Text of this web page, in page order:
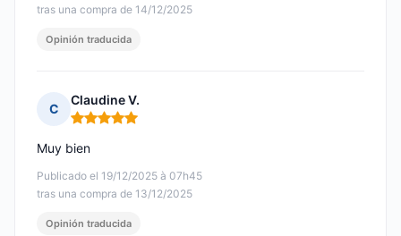
tras una compra de 14/12/2025
Opinión traducida
C
Claudine V.
Nota: 5 de 5
Publicado el 19/12/2025 à 07h45
tras una compra de 13/12/2025
Muy bien
Opinión traducida